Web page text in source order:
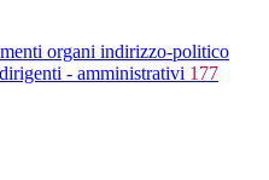
organi indirizzo-politico
- amministrativi 177